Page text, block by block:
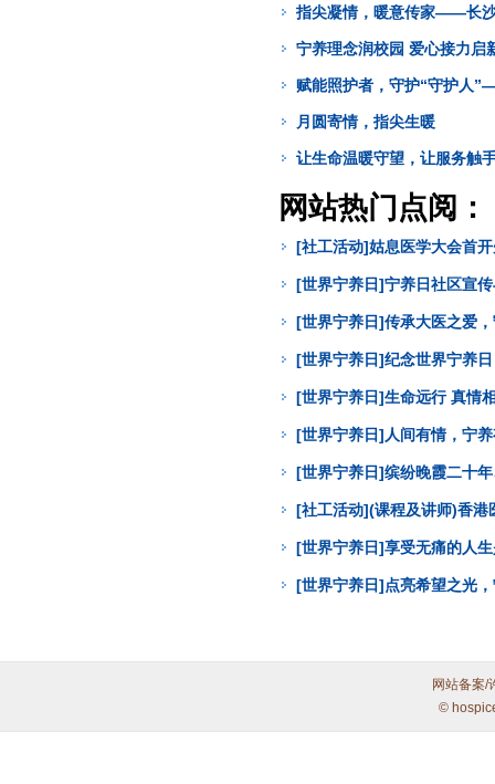
指尖凝情，暖意传家——长
宁养理念润校园 爱心接力
赋能照护者，守护“守护人
月圆寄情，指尖生暖
让生命温暖守望，让服务触
网站热门点阅：
[社工活动]姑息医学大会首
[世界宁养日]宁养日社区宣
[世界宁养日]传承大医之爱
[世界宁养日]纪念世界宁养
[世界宁养日]生命远行 真情
[世界宁养日]人间有情，宁
[世界宁养日]缤纷晚霞二十
[社工活动](课程及讲师)香
[世界宁养日]享受无痛的人
[世界宁养日]点亮希望之光
网站备案/
©